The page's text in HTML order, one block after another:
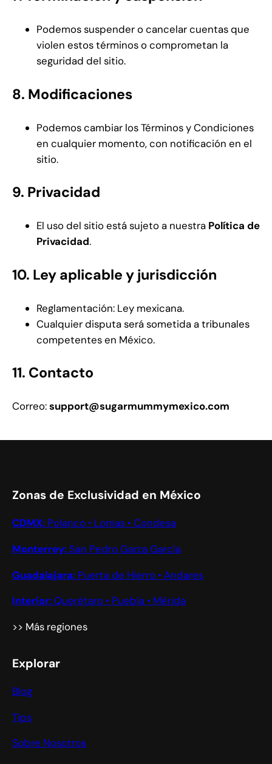
Podemos suspender o cancelar cuentas que
violen estos términos o comprometan la
seguridad del sitio.
8. Modificaciones
Podemos cambiar los Términos y Condiciones
en cualquier momento, con notificación en el
sitio.
9. Privacidad
El uso del sitio está sujeto a nuestra Política de
Privacidad.
10. Ley aplicable y jurisdicción
Reglamentación: Ley mexicana.
Cualquier disputa será sometida a tribunales
competentes en México.
11. Contacto
Correo:support@sugarmummymexico.com
Zonas de Exclusividad en México
CDMX: Polanco • Lomas • Condesa
Monterrey:San Pedro Garza García
Guadalajara: Puerta de Hierro • Andares
Interior:Querétaro • Puebla • Mérida
>> Más regiones
Explorar
Blog
Tips
Sobre Nosotros